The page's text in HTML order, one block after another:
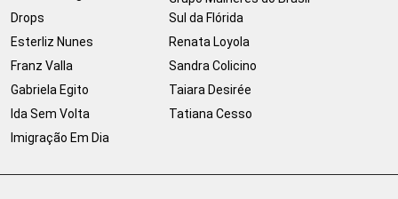
Drops
Esterliz Nunes
Franz Valla
Gabriela Egito
Ida Sem Volta
Imigração Em Dia
Sul da Flórida
Renata Loyola
Sandra Colicino
Taiara Desirée
Tatiana Cesso